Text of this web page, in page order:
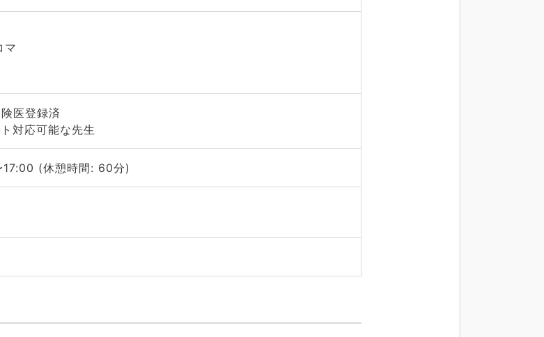
マ
医登録済
対応可能な先生
(休憩時間: 60分)